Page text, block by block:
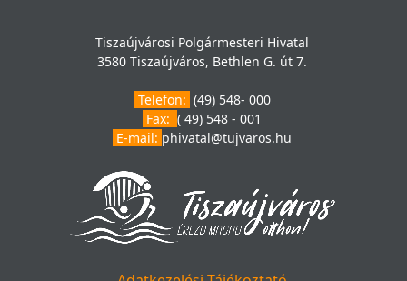
Tiszaújvárosi Polgármesteri Hivatal
3580 Tiszaújváros, Bethlen G. út 7.
Telefon: (49) 548- 000
Fax: ( 49) 548 - 001
E-mail: phivatal@tujvaros.hu